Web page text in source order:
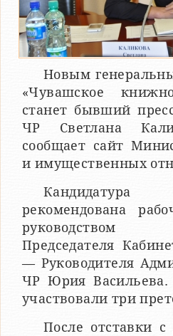
Новым
«Чувашское
станет бывший
ЧР Светлана
сообщает сайт
и имущественных
рекомендована
руководством
Председателя
— Руководителя
ЧР Юрия Васильева.
участвовали три
После отставки